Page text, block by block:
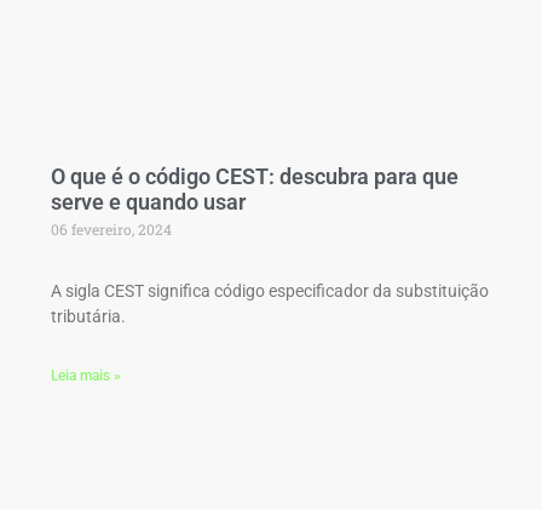
O que é o código CEST: descubra para que
serve e quando usar
06 fevereiro, 2024
A sigla CEST significa código especificador da substituição
tributária.
Leia mais »